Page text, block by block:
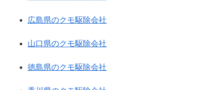
広島県のクモ駆除会社
山口県のクモ駆除会社
徳島県のクモ駆除会社